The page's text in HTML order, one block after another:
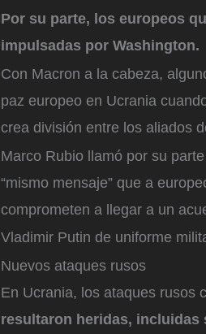
Por su parte, los europeos
impulsadas por Washington.
Con Macron a la cabeza,
paz europeo en Ucrania
crea división entre los aliados
Marco Rubio llamó por su
“mismo mensaje” que a
comprometen a llegar a un
Vladimir Putin de uniforme
Nuevos ataques rusos
En Ucrania, los ataques rusos
resultaron heridas, incluidas